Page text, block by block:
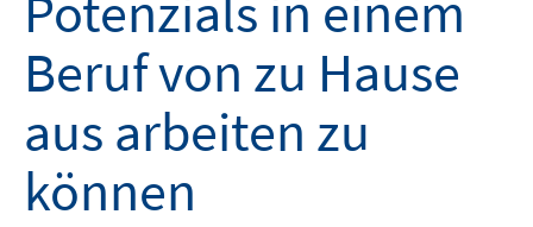
Beruf von zu Hause
aus arbeiten zu
können